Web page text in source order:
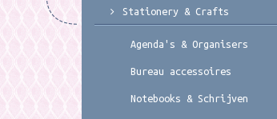
Stationery & Crafts
Agenda's & Organisers
Bureau accessoires
Notebooks & Schrijven